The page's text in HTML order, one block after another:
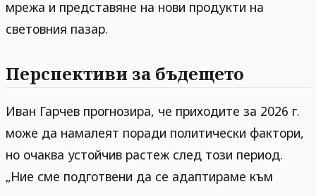
мрежа и представяне на нови продукти на
световния пазар.
Перспективи за бъдещето
Иван Гарчев прогнозира, че приходите за 2026 г.
може да намалеят поради политически фактори,
но очаква устойчив растеж след този период.
„Ние сме подготвени да се адаптираме към